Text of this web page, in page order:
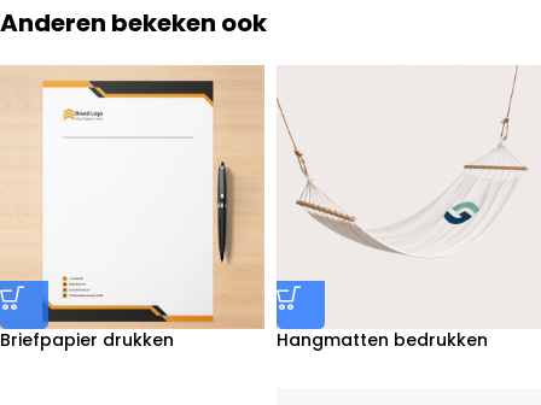
Anderen bekeken ook
Briefpapier drukken Hangmatten bedrukken